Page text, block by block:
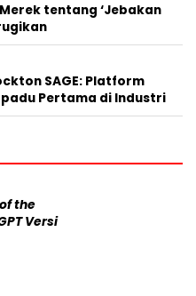
tentang ‘Jebakan
SAGE: Platform
Pertama di Industri
the
Versi